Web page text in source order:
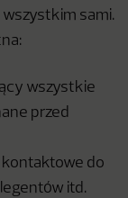
wszystkim sami.
wszystkie
przed
do
itd.